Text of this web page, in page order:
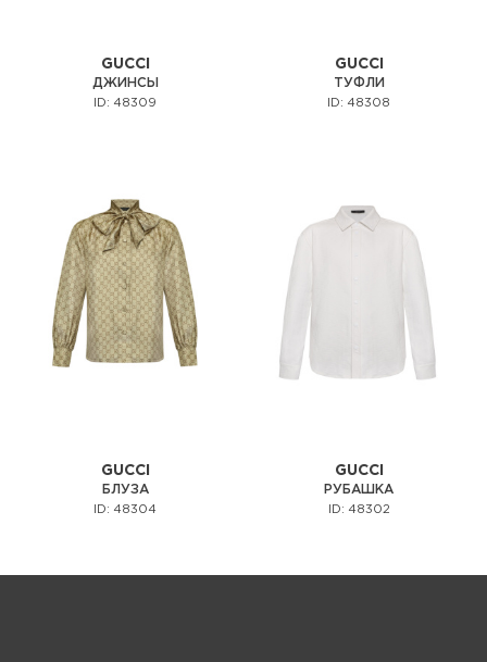
GUCCI
ДЖИНСЫ
ID: 48309
GUCCI
ТУФЛИ
ID: 48308
GUCCI
БЛУЗА
ID: 48304
GUCCI
РУБАШКА
ID: 48302